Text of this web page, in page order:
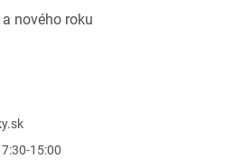
nového roku
15:00